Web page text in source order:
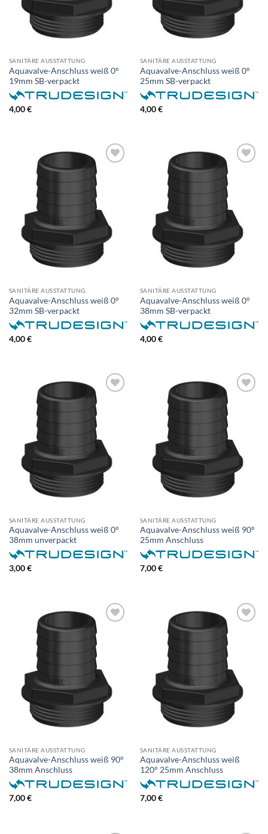
SANITÄRE AUSSTATTUNG
Aquavalve-Anschluss weiß 0°
19mm SB-verpackt
4,00€
SANITÄRE AUSSTATTUNG
Aquavalve-Anschluss weiß 0°
25mm SB-verpackt
4,00€
SANITÄRE AUSSTATTUNG
Aquavalve-Anschluss weiß 0°
32mm SB-verpackt
4,00€
SANITÄRE AUSSTATTUNG
Aquavalve-Anschluss weiß 0°
38mm SB-verpackt
4,00€
SANITÄRE AUSSTATTUNG
Aquavalve-Anschluss weiß 0°
38mm unverpackt
3,00€
SANITÄRE AUSSTATTUNG
Aquavalve-Anschluss weiß 90°
25mm Anschluss
7,00€
SANITÄRE AUSSTATTUNG
Aquavalve-Anschluss weiß 90°
38mm Anschluss
7,00€
SANITÄRE AUSSTATTUNG
Aquavalve-Anschluss weiß
120° 25mm Anschluss
7,00€